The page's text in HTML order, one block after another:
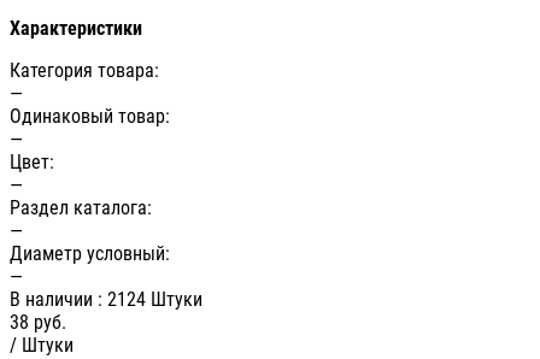
Характеристики
Категория товара:
—
Одинаковый товар:
—
Цвет:
—
Раздел каталога:
—
Диаметр условный:
—
В наличии : 2124 Штуки
38 руб.
/ Штуки